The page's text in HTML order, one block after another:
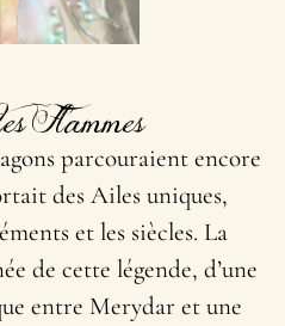
Flammes
parcouraient encore
des Ailes uniques,
et les siècles. La
de cette légende, d’une
entre Merydar et une